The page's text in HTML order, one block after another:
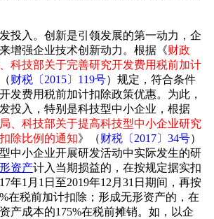
入。创新是引领发展的第一动力，企
增强企业技术创新动力。根据《财政
科技部关于完善研究开发费用税前加计
财税〔2015〕119号）规定，符合条件
发费用税前加计扣除政策优惠。为此，
投入，特别是科技型中小企业，根据
、科技部关于提高科技型中小企业研究
除比例的通知》（财税〔2017〕34号）
中小企业开展研发活动中实际发生的研
资产计入当期损益的，在按规定据实扣
年1月1日至2019年12月31日期间，再按
在税前加计扣除；形成无形资产的，在
产成本的175%在税前摊销。如，以企